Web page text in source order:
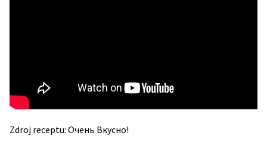
Zdroj receptu: Очень Вкусно!